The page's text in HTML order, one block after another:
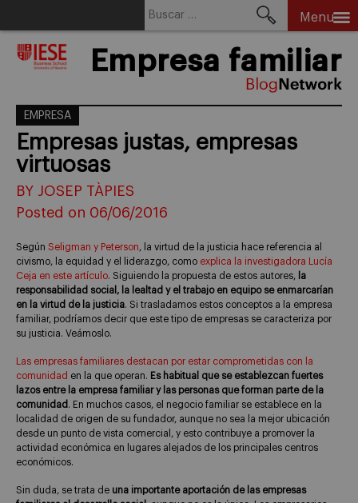
Menu
Empresa familiar
EMPRESA
Empresas justas, empresas
virtuosas
BY JOSEP TÀPIES
Posted on 06/06/2016
Según Seligman y Peterson, la virtud de la justicia hace referencia al
civismo, la equidad y el liderazgo, como explica la investigadora Lucía
Ceja en este artículo. Siguiendo la propuesta de estos autores,
la
responsabilidad social, la lealtad y el trabajo en equipo se enmarcarían
en la virtud de la justicia. Si trasladamos estos conceptos a la empresa
familiar, podríamos decir que este tipo de empresas se caracteriza por
su justicia. Veámoslo.
Las empresas familiares destacan por estar comprometidas con la
comunidad en la que operan. Es habitual que se establezcan fuertes
lazos entre la empresa familiar y las personas que forman parte de la
comunidad . En muchos casos, el negocio familiar se establece en la
localidad de origen de su fundador, aunque no sea la mejor ubicación
desde un punto de vista comercial, y esto contribuye a promover la
actividad económica en lugares alejados de los principales centros
económicos.
Sin duda, se trata de una importante aportación de las empresas